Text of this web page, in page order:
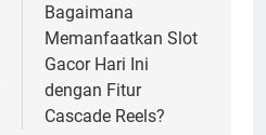
Bagaimana
Memanfaatkan Slot
Gacor Hari Ini
dengan Fitur
Cascade Reels?